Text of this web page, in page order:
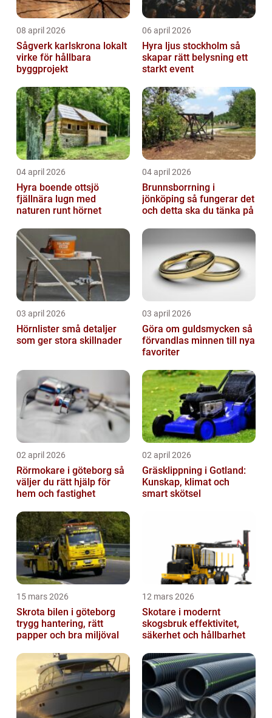
08 april 2026
Sågverk karlskrona lokalt
virke för hållbara
byggprojekt
06 april 2026
Hyra ljus stockholm så
skapar rätt belysning ett
starkt event
04 april 2026
Hyra boende ottsjö
fjällnära lugn med
naturen runt hörnet
04 april 2026
Brunnsborrning i
jönköping så fungerar det
och detta ska du tänka på
03 april 2026
Hörnlister små detaljer
som ger stora skillnader
03 april 2026
Göra om guldsmycken så
förvandlas minnen till nya
favoriter
02 april 2026
Rörmokare i göteborg så
väljer du rätt hjälp för
hem och fastighet
02 april 2026
Gräsklippning i Gotland:
Kunskap, klimat och
smart skötsel
15 mars 2026
Skrota bilen i göteborg
trygg hantering, rätt
papper och bra miljöval
12 mars 2026
Skotare i modernt
skogsbruk effektivitet,
säkerhet och hållbarhet